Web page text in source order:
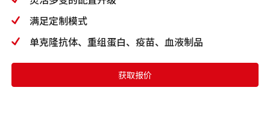
满足定制模式
单克隆抗体、重组蛋白、疫苗、血液制品
获取报价